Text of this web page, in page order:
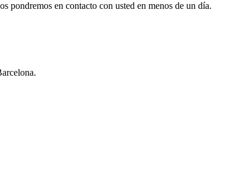
pondremos en contacto con usted en menos de un día.